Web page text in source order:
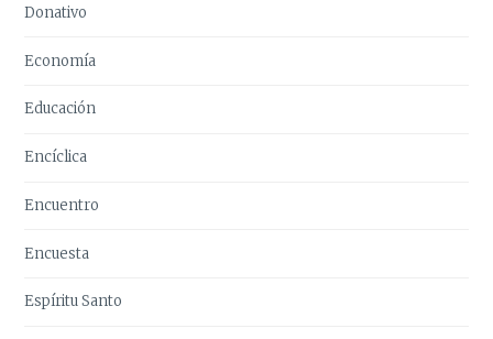
Donativo
Economía
Educación
Encíclica
Encuentro
Encuesta
Espíritu Santo